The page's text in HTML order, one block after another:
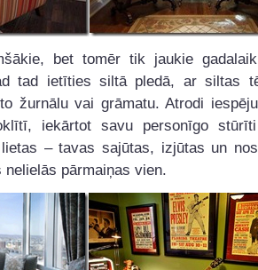
bet tomēr tik jaukie
tad ietīties siltā pledā, ar siltas
žurnālu vai grāmatu. Atrodi
iekārtot savu personīgo
– tavas sajūtas, izjūtas un
pārmaiņas vien.